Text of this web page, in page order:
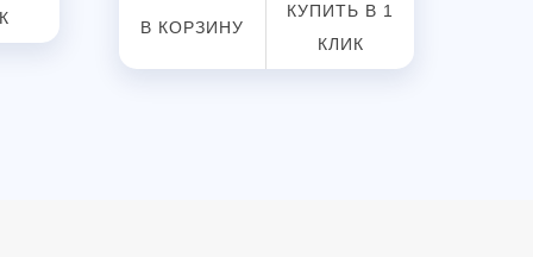
В КОРЗИНУ
КУПИТЬ В 1
КЛИК